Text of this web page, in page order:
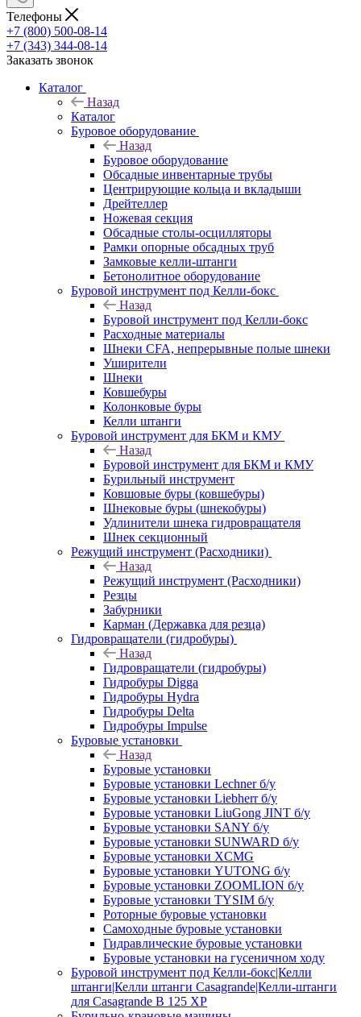
Телефоны
+7 (800) 500-08-14
+7 (343) 344-08-14
Заказать звонок
Каталог
Назад
Каталог
Буровое оборудование
Назад
Буровое оборудование
Обсадные инвентарные трубы
Центрирующие кольца и вкладыши
Дрейтеллер
Ножевая секция
Обсадные столы-осцилляторы
Рамки опорные обсадных труб
Замковые келли-штанги
Бетонолитное оборудование
Буровой инструмент под Келли-бокс
Назад
Буровой инструмент под Келли-бокс
Расходные материалы
Шнеки CFA, непрерывные полые шнеки
Уширители
Шнеки
Ковшебуры
Колонковые буры
Келли штанги
Буровой инструмент для БКМ и КМУ
Назад
Буровой инструмент для БКМ и КМУ
Бурильный инструмент
Ковшовые буры (ковшебуры)
Шнековые буры (шнекобуры)
Удлинители шнека гидровращателя
Шнек секционный
Режущий инструмент (Расходники)
Назад
Режущий инструмент (Расходники)
Резцы
Забурники
Карман (Державка для резца)
Гидровращатели (гидробуры)
Назад
Гидровращатели (гидробуры)
Гидробуры Digga
Гидробуры Hydra
Гидробуры Delta
Гидробуры Impulse
Буровые установки
Назад
Буровые установки
Буровые установки Lechner б/у
Буровые установки Liebherr б/у
Буровые установки LiuGong JINT б/у
Буровые установки SANY б/у
Буровые установки SUNWARD б/у
Буровые установки XCMG
Буровые установки YUTONG б/у
Буровые установки ZOOMLION б/у
Буровые установки TYSIM б/у
Роторные буровые установки
Самоходные буровые установки
Гидравлические буровые установки
Буровые установки на гусеничном ходу
Буровой инструмент под Келли-бокс|Келли
штанги|Келли штанги Casagrande|Келли-штанги
для Casagrande B 125 XP